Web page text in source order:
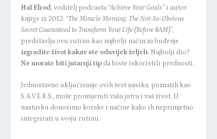
Hal Elrod, voditelj podcasta “Achieve Your Goals”i autor
knjige iz 2012. “The Miracle Morning: The Not-So-Obvious
Secret Guaranteed to Transform Your Life (Before 8AM)”,
predstavlja ovu rutinu kao najbolji način za buđenje
izgradite život kakav ste oduvijek željeli. Najbolji dio?
Ne morate biti jutarnji tip da biste iskoristili prednosti.
Jednostavno uključivanje ovih šest navika, poznatih kao
S.A.V.E.R.S., može promijeniti vaša jutra i vaš život. U
nastavku donosimo korake i načine kako ih neprimjetno
integrirati u svoju rutinu.